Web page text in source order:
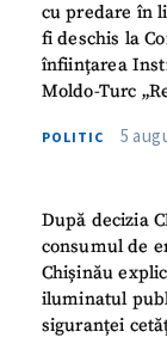
cu predare în
fi deschis la
înființarea
Moldo-Turc
POLITIC 5
După decizia
consumul de
Chișinău
iluminatul
siguranței